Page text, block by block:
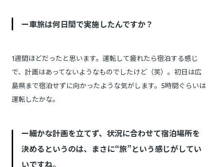
ー車旅は何日間で実施したんですか？
1週間ほどだったと思います。運転して疲れたら宿泊する感じ
で、計画はあってないようなものでしたけど（笑）。初日は広
島県まで宿泊せずに向かったような気がします。5時間ぐらいは
運転したかな。
ー細かな計画を立てず、状況に合わせて宿泊場所を
決めるというのは、まさに“旅”という感じがしてい
いですね。